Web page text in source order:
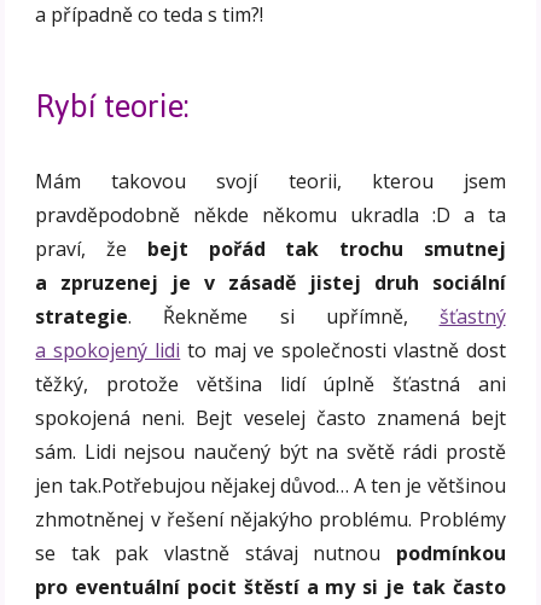
a případně co teda s tim?!
Rybí teorie:
Mám takovou svojí teorii, kterou jsem
pravděpodobně někde někomu ukradla :D a ta
praví, že bejt pořád tak trochu smutnej
a zpruzenej je v zásadě jistej druh sociální
strategie. Řekněme si upřímně, šťastný
a spokojený lidi to maj ve společnosti vlastně dost
těžký, protože většina lidí úplně šťastná ani
spokojená neni. Bejt veselej často znamená bejt
sám. Lidi nejsou naučený být na světě rádi prostě
jen tak.Potřebujou nějakej důvod… A ten je většinou
zhmotněnej v řešení nějakýho problému. Problémy
se tak pak vlastně stávaj nutnou podmínkou
pro eventuální pocit štěstí a my si je tak často